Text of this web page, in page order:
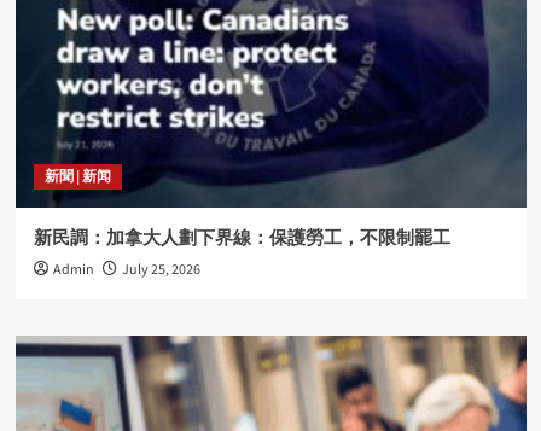
新聞 | 新闻
新民調：加拿大人劃下界線：保護勞工，不限制罷工
Admin July 25, 2026